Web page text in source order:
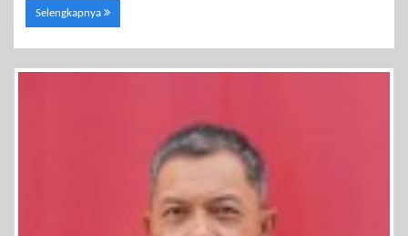
Selengkapnya